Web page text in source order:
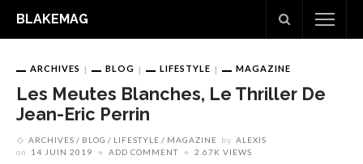
BLAKEMAG
ARCHIVES BLOG LIFESTYLE MAGAZINE
Les Meutes Blanches, Le Thriller De
Jean-Eric Perrin
ARCHIVES BLOG LIFESTYLE MAGAZINE by ALEXIS
on
14 JUIN 2019 ADD COMMENT 2.67K VIEWS